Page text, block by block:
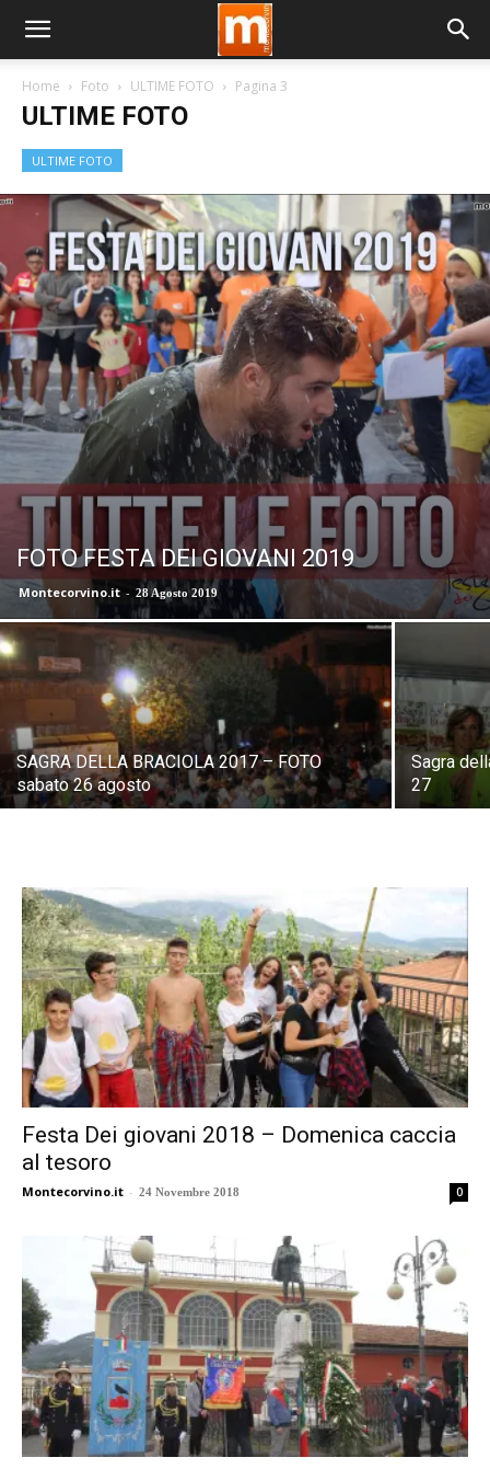
Home Foto ULTIME FOTO Pagina 3
ULTIME FOTO
ULTIME FOTO
FOTO FESTA DEI GIOVANI 2019
Montecorvino.it - 28 Agosto 2019
SAGRA DELLA BRACIOLA 2017 – FOTO
sabato 26 agosto
Sagra
27
Festa Dei giovani 2018 – Domenica caccia
al tesoro
Montecorvino.it - 24 Novembre 2018 0